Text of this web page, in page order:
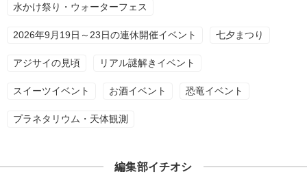
水かけ祭り・ウォーターフェス
2026年9月19日～23日の連休開催イベント 七夕まつり
アジサイの見頃 リアル謎解きイベント
スイーツイベント お酒イベント 恐竜イベント
プラネタリウム・天体観測
編集部イチオシ